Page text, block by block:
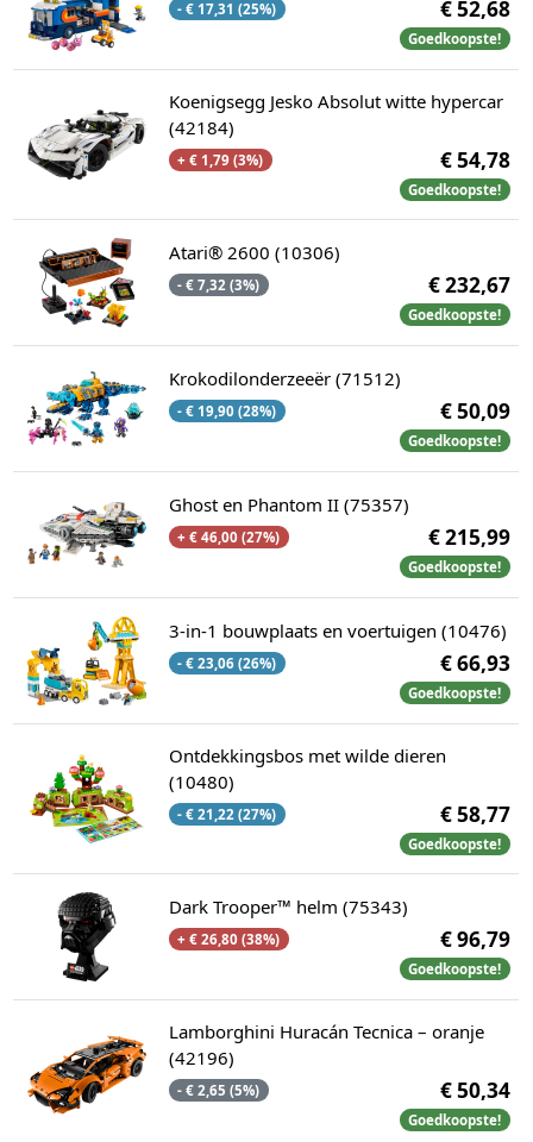
- € 17,31 (25%) € 52,68
Goedkoopste!
Koenigsegg Jesko Absolut witte hypercar
(42184)
+ € 1,79 (3%) € 54,78
Goedkoopste!
Atari® 2600 (10306)
- € 7,32 (3%) € 232,67
Goedkoopste!
Krokodilonderzeeër (71512)
- € 19,90 (28%) € 50,09
Goedkoopste!
Ghost en Phantom II (75357)
+ € 46,00 (27%) € 215,99
Goedkoopste!
3-in-1 bouwplaats en voertuigen (10476)
- € 23,06 (26%) € 66,93
Goedkoopste!
Ontdekkingsbos met wilde dieren
(10480)
- € 21,22 (27%) € 58,77
Goedkoopste!
Dark Trooper™ helm (75343)
+ € 26,80 (38%) € 96,79
Goedkoopste!
Lamborghini Huracán Tecnica – oranje
(42196)
- € 2,65 (5%) € 50,34
Goedkoopste!